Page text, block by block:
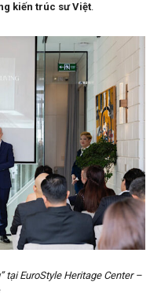
kiến trúc sư Việt.
tại EuroStyle Heritage Center –